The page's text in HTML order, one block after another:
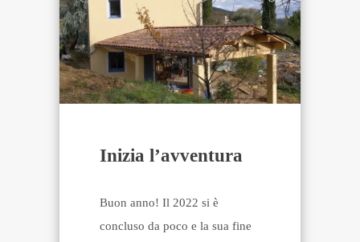
Inizia l’avventura
Buon anno! Il 2022 si è
concluso da poco e la sua fine